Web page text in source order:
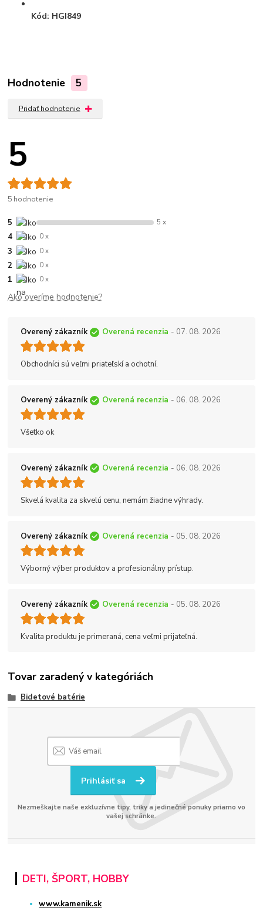
Kód: HGI849
Hodnotenie 5
Pridať hodnotenie
5
5 hodnotenie
5 5 x
4 0 x
3 0 x
2 0 x
1 0 x
Ako overíme hodnotenie?
Overený zákazník Overená recenzia - 07. 08. 2026
Obchodníci sú veľmi priateľskí a ochotní.
Overený zákazník Overená recenzia - 06. 08. 2026
Všetko ok
Overený zákazník Overená recenzia - 06. 08. 2026
Skvelá kvalita za skvelú cenu, nemám žiadne výhrady.
Overený zákazník Overená recenzia - 05. 08. 2026
Výborný výber produktov a profesionálny prístup.
Overený zákazník Overená recenzia - 05. 08. 2026
Kvalita produktu je primeraná, cena veľmi prijateľná.
Tovar zaradený v kategóriách
Bidetové batérie
Prihlásiť sa
Nezmeškajte naše exkluzívne tipy, triky a jedinečné ponuky priamo vo
vašej schránke.
DETI, ŠPORT, HOBBY
www.kamenik.sk